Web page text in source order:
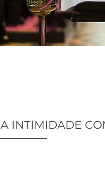
INTIMIDADE